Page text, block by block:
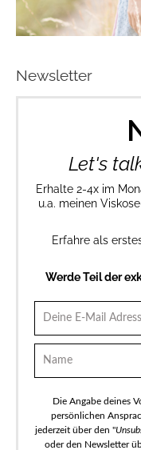
Newsletter
Let's
Erhalte 2-4x im
u.a. meinen
Erfahre als
Werde Teil der
Die Angabe deines
persönlichen
jederzeit über den "
oder den Newsletter